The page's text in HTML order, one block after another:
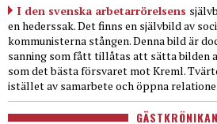
I den svenska arbetarrörelsens
en hederssak. Det finns en självbild av
kommunisterna stången. Denna bild är
sanning som fått tillåtas att sätta bilden
som det bästa försvaret mot Kreml.
istället av samarbete och öppna
GÄSTKRÖNIKAN